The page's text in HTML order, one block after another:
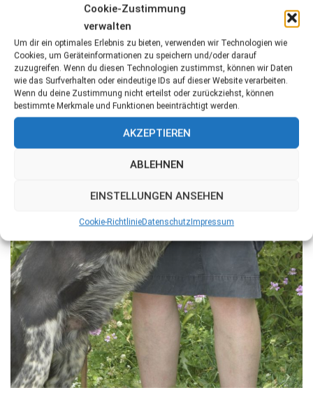
Cookie-Zustimmung
verwalten
Um dir ein optimales Erlebnis zu bieten, verwenden wir Technologien wie
Cookies, um Geräteinformationen zu speichern und/oder darauf
zuzugreifen. Wenn du diesen Technologien zustimmst, können wir Daten
wie das Surfverhalten oder eindeutige IDs auf dieser Website verarbeiten.
Wenn du deine Zustimmung nicht erteilst oder zurückziehst, können
bestimmte Merkmale und Funktionen beeinträchtigt werden.
AKZEPTIEREN
ABLEHNEN
EINSTELLUNGEN ANSEHEN
Cookie-RichtlinieDatenschutzImpressum